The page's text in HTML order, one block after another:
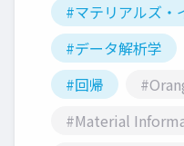
#マテリアルズ・
#データ解析学
#回帰
#Material